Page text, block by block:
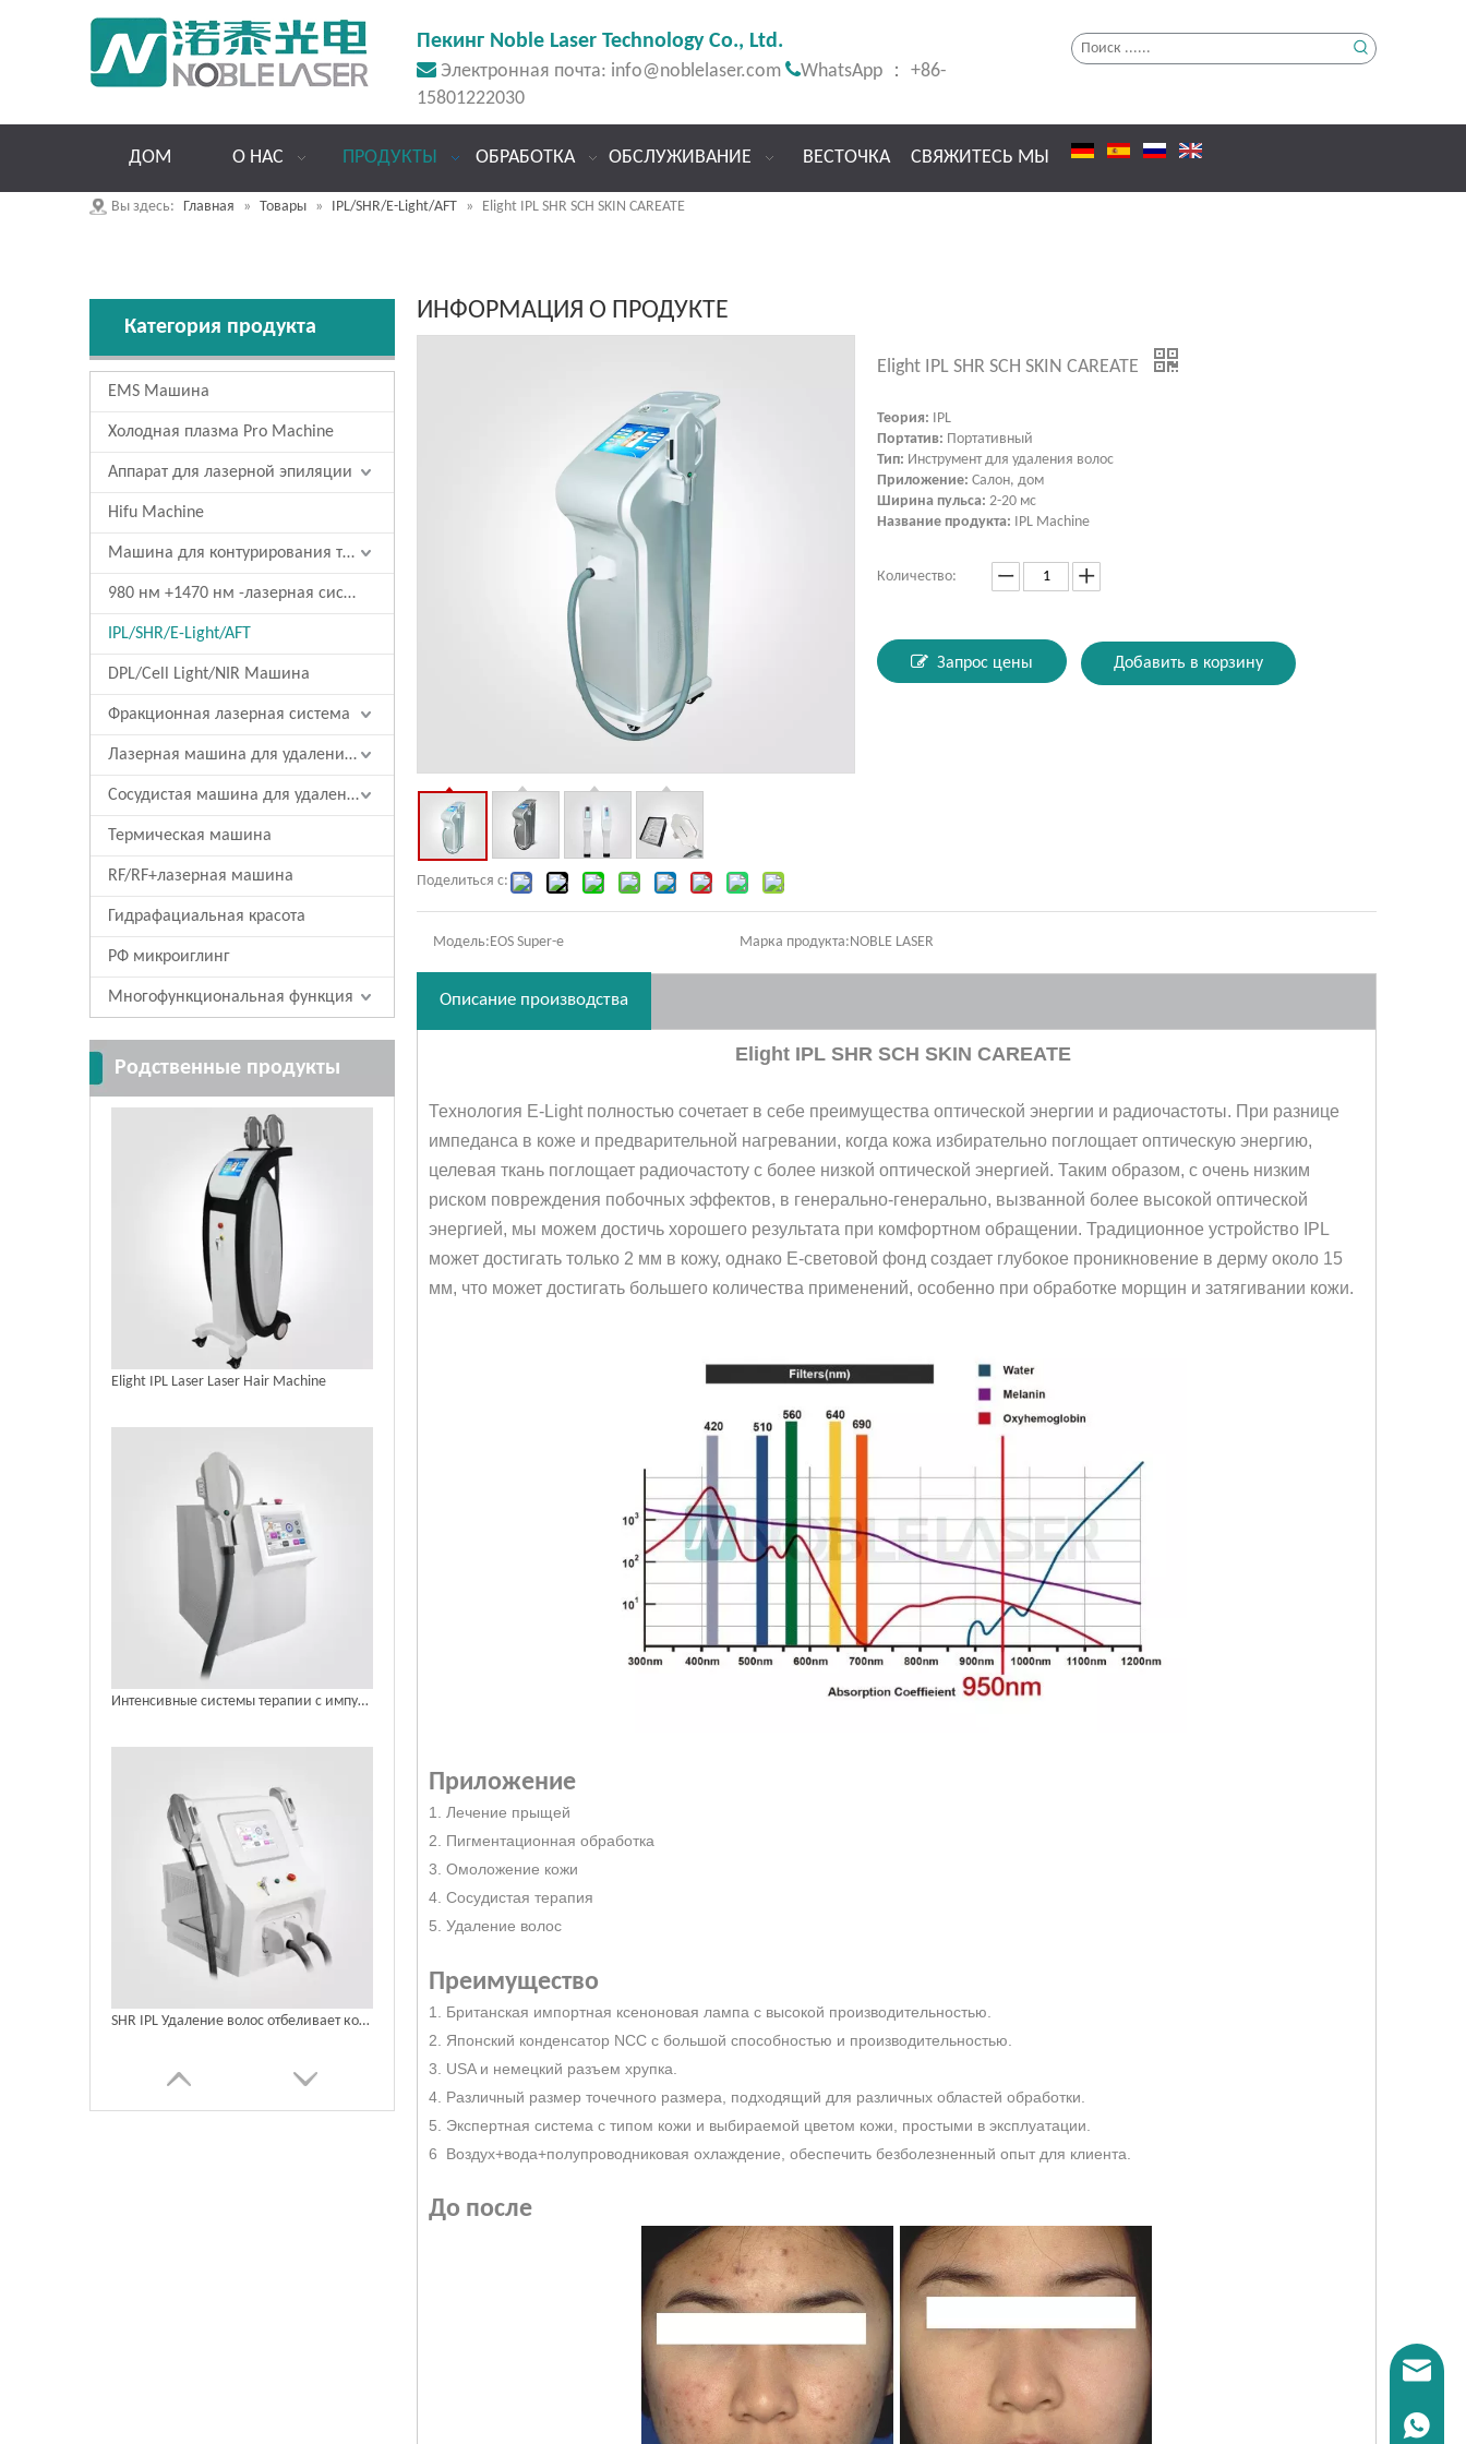
Пекинг Noble Laser Technology Co., Ltd.
 Электронная почта: info@noblelaser.com WhatsApp ： +86-
15801222030
ДОМ О НАС ПРОДУКТЫ ОБРАБОТКА ОБСЛУЖИВАНИЕ ВЕСТОЧКА СВЯЖИТЕСЬ МЫ
Вы здесь: Главная » Товары » IPL/SHR/E-Light/AFT » Elight IPL SHR SCH SKIN CAREATE
Категория продукта
EMS Машина
Холодная плазма Pro Machine
Аппарат для лазерной эпиляции
Hifu Machine
Машина для контурирования тела/похудения
980 нм +1470 нм -лазерная система
IPL/SHR/E-Light/AFT
DPL/Cell Light/NIR Машина
Фракционная лазерная система
Лазерная машина для удаления татуировки
Сосудистая машина для удаления
Термическая машина
RF/RF+лазерная машина
Гидрафациальная красота
РФ микроиглинг
Многофункциональная функция
Родственные продукты
Elight IPL Laser Laser Hair Machine
Интенсивные системы терапии с импульсной светотерапией для медицинского использования
SHR IPL Удаление волос отбеливает косметическое оборудование
ИНФОРМАЦИЯ О ПРОДУКТЕ
Поделиться с:
Elight IPL SHR SCH SKIN CAREATE
Теория: IPL
Портатив: Портативный
Тип: Инструмент для удаления волос
Приложение: Салон, дом
Ширина пульса: 2-20 мс
Название продукта: IPL Machine
Количество:
Запрос цены Добавить в корзину
Модель:EOS Super-e Марка продукта:NOBLE LASER
Описание производства
Elight IPL SHR SCH SKIN CAREATE
Технология E-Light полностью сочетает в себе преимущества оптической энергии и радиочастоты. При разнице
импеданса в коже и предварительной нагревании, когда кожа избирательно поглощает оптическую энергию,
целевая ткань поглощает радиочастоту с более низкой оптической энергией. Таким образом, с очень низким
риском повреждения побочных эффектов, в генерально-генерально, вызванной более высокой оптической
энергией, мы можем достичь хорошего результата при комфортном обращении. Традиционное устройство IPL
может достигать только 2 мм в кожу, однако E-световой фонд создает глубокое проникновение в дерму около 15
мм, что может достигать большего количества применений, особенно при обработке морщин и затягивании кожи.
Приложение
1. Лечение прыщей
2. Пигментационная обработка
3. Омоложение кожи
4. Сосудистая терапия
5. Удаление волос
Преимущество
1. Британская импортная ксеноновая лампа с высокой производительностью.
2. Японский конденсатор NCC с большой способностью и производительностью.
3. USA и немецкий разъем хрупка.
4. Различный размер точечного размера, подходящий для различных областей обработки.
5. Экспертная система с типом кожи и выбираемой цветом кожи, простыми в эксплуатации.
6 Воздух+вода+полупроводниковая охлаждение, обеспечить безболезненный опыт для клиента.
До после